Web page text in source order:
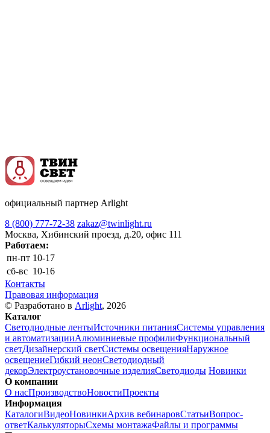
официальный партнер Arlight
8 (800) 777-72-38 zakaz@twinlight.ru
Москва, Хибинский проезд, д.20, офис 111
Работаем:
пн-пт 10-17
сб-вс 10-16
Контакты
Правовая информация
© Разработано в Arlight, 2026
Каталог
Светодиодные лентыИсточники питанияСистемы управления
и автоматизацииАлюминиевые профилиФункциональный
светДизайнерский светСистемы освещенияНаружное
освещениеГибкий неонСветодиодный
декорЭлектроустановочные изделияСветодиоды Новинки
О компании
О насПроизводствоНовостиПроекты
Информация
КаталогиВидеоНовинкиАрхив вебинаровСтатьиВопрос-
ответКалькуляторыСхемы монтажаФайлы и программы